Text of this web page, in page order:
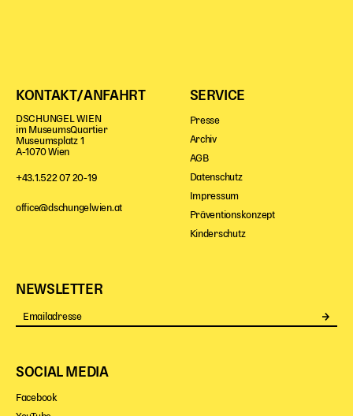
KONTAKT/ANFAHRT
DSCHUNGEL WIEN
im MuseumsQuartier
Museumsplatz 1
A-1070 Wien
+43.1.522 07 20-19
office@dschungelwien.at
SERVICE
Presse
Archiv
AGB
Datenschutz
Impressum
Präventionskonzept
Kinderschutz
NEWSLETTER
SOCIAL MEDIA
Facebook